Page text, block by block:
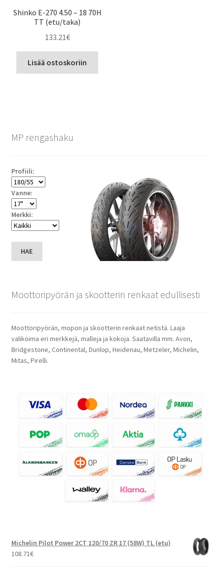
Shinko E-270 4.50 – 18 70H
TT (etu/taka)
133.21€
Lisää ostoskoriin
MP rengashaku
Profiili:
Vanne:
Merkki:
HAE
Moottoripyörän ja skootterin renkaat edullisesti
Moottoripyörän, mopon ja skootterin renkaat netistä. Laaja
valikoima eri merkkejä, malleja ja kokoja. Saatavilla mm. Avon,
Bridgestone, Continental, Dunlop, Heidenau, Metzeler, Michelin,
Mitas, Pirelli.
Michelin Pilot Power 2CT 120/70 ZR 17 (58W) TL (etu)
108.71€